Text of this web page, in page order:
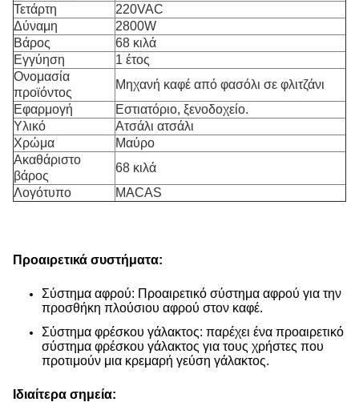
Τετάρτη
220VAC
Δύναμη
2800W
Βάρος
68 κιλά
Εγγύηση
1 έτος
Ονομασία
προϊόντος
Μηχανή καφέ από φασόλι σε φλιτζάνι
Εφαρμογή
Εστιατόριο, ξενοδοχείο.
Υλικό
Ατσάλι ατσάλι
Χρώμα
Μαύρο
Ακαθάριστο
βάρος
68 κιλά
Λογότυπο
MACAS
Προαιρετικά συστήματα:
Σύστημα αφρού: Προαιρετικό σύστημα αφρού για την
προσθήκη πλούσιου αφρού στον καφέ.
Σύστημα φρέσκου γάλακτος: παρέχει ένα προαιρετικό
σύστημα φρέσκου γάλακτος για τους χρήστες που
προτιμούν μια κρεμαρή γεύση γάλακτος.
Ιδιαίτερα σημεία: